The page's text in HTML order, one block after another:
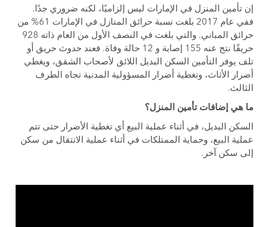
إن تأمين المنزل في الإمارات ليس إلزاميًا، لكنه ضروري جدًا.
ففي عام 2017 بلغت نسبة حرائق المنازل في الإمارات 61% من
حرائق المباني. والتي بلغت في النصف الأول من العام ذاته 928
حريقًا نتج عنه 155 إصابة و 12 حالة وفاة. فعند حدوث حريق أو
تلف يوفر التأمين السكن البديل اللائق لأصحاب الشقق، ويغطي
أضرار الأثاث، وتغطية أضرار المسؤولية المدنية تجاه الطرف
الثالث.
ما هي إضافات تأمين المنزل؟
السكن البديل، في أثناء عملية البيع أي تغطية الأضرار حتى تتم
عملية البيع، وحماية الممتلكات في أثناء عملية الانتقال من سكن
إلى سكن آخر.